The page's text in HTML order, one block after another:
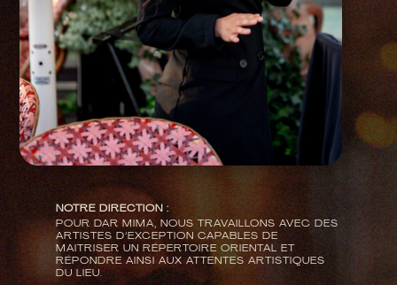
NOTRE DIRECTION :
POUR DAR MIMA, NOUS TRAVAILLONS AVEC DES
ARTISTES D’EXCEPTION CAPABLES DE
MAITRISER UN RÉPERTOIRE ORIENTAL ET
RÉPONDRE AINSI AUX ATTENTES ARTISTIQUES
DU LIEU.